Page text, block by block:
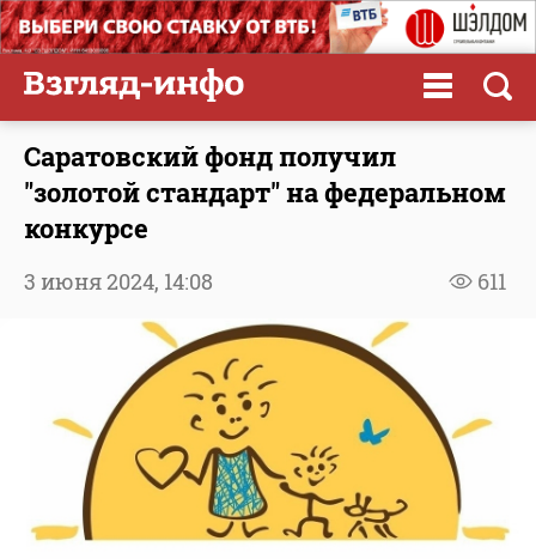
Саратовский фонд получил
"золотой стандарт" на федеральном
конкурсе
611
3 июня 2024, 14:08